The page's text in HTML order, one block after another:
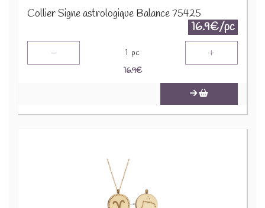
Collier Signe astrologique Balance 75425
16.9€/pc
- 1 pc +
16.9€